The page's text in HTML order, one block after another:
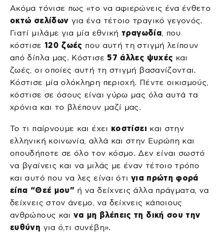
Ακόμα τόνισε πως «το να αφιερώνεις ένα ένθετο
οκτώ σελίδων για ένα τέτοιο τραγικό γεγονός.
Γιατί μιλάμε για μία εθνική τραγωδία, που
κόστισε 120 ζωές που αυτή τη στιγμή λείπουν
από δίπλα μας. Κόστισε57 άλλες ψυχές και
ζωές, οι οποίες αυτή τη στιγμή βασανίζονται.
Κόστισε μία ολόκληρη περιοχή. Πέντε οικισμούς,
κόστισε σε όσους είναι γύρω μας όλα αυτά τα
χρόνια και το βλέπουν μαζί μας.
Το τι παίρνουμε και έχει κοστίσει και στην
ελληνική κοινωνία, αλλά και στην Ευρώπη και
οπουδήποτε σε όλο τον κόσμο. Δεν είναι σωστό
να βγαίνεις και να μιλάς με έναν τέτοιο τρόπο
και αυτό που να λες είναι ότι για πρώτη φορά
είπα “Θεέ μου” ή να δείχνεις άλλα πράγματα, να
δείχνεις στον άνεμο, να δείχνεις κάποιους
ανθρώπους καινα μη βλέπεις τη δική σου την
ευθύνη για ό,τι συνέβη».